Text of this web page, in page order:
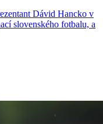
Dávid Hancko v
slovenského fotbalu, a